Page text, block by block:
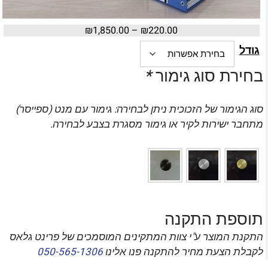
₪220.00
–
₪1,850.00
גודל
בחירת סוג גימור*
סוג הגימור של הזכוכית ניתן לבחירה: גימור עם מנט (ספייסר)
מתחבר ישירות לקיר או גימור מסגרת בצבע לבחירה.
תוספת התקנה
התקנת המוצר ע"י צוות המתקינים המוסמכים של פרינט גלאס
לקבלת הצעת מחיר להתקנה פנו אלינו050-565-1306